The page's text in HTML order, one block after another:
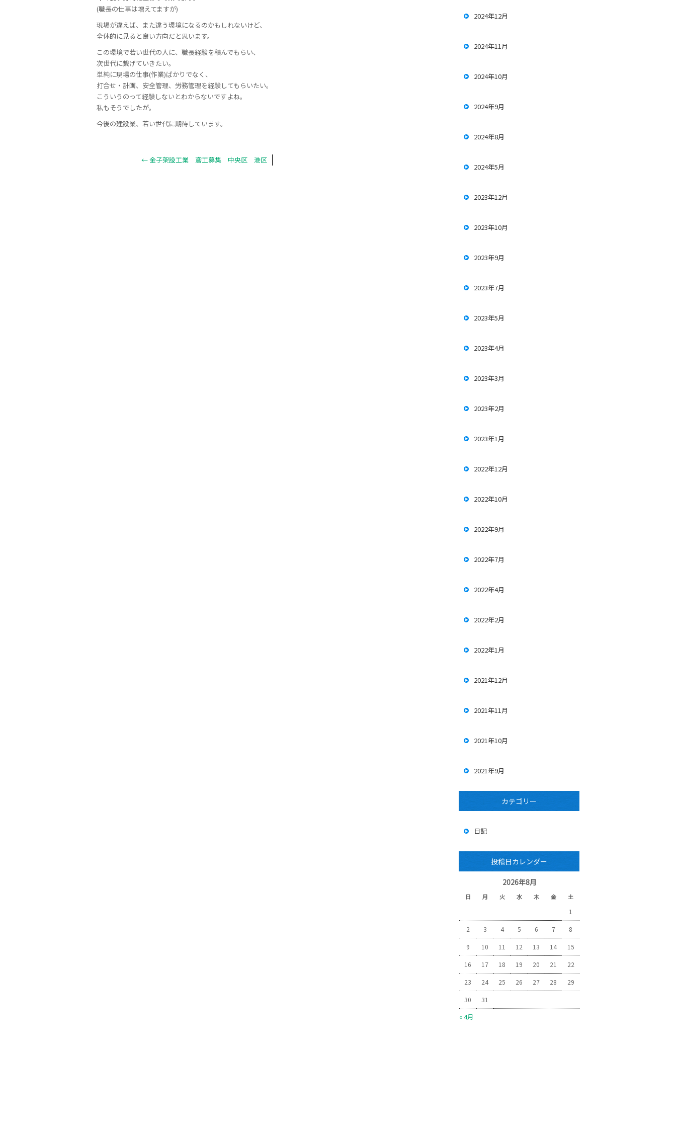
(職長の仕事は増えてますが)
現場が違えば、また違う環境になるのかもしれないけど、
全体的に見ると良い方向だと思います。
この環境で若い世代の人に、職長経験を積んでもらい、
次世代に繋げていきたい。
単純に現場の仕事(作業)ばかりでなく、
打合せ・計画、安全管理、労務管理を経験してもらいたい。
こういうのって経験しないとわからないですよね。
私もそうでしたが。
今後の建設業、若い世代に期待しています。
←金子架設工業 鳶工募集 中央区 港区
2024年12月
2024年11月
2024年10月
2024年9月
2024年8月
2024年5月
2023年12月
2023年10月
2023年9月
2023年7月
2023年5月
2023年4月
2023年3月
2023年2月
2023年1月
2022年12月
2022年10月
2022年9月
2022年7月
2022年4月
2022年2月
2022年1月
2021年12月
2021年11月
2021年10月
2021年9月
カテゴリー
日記
投稿日カレンダー
2026年8月
日 月 火 水 木 金 土
« 4月
1
2 3 4 5 6 7 8
9 10 11 12 13 14 15
16 17 18 19 20 21 22
23 24 25 26 27 28 29
30 31